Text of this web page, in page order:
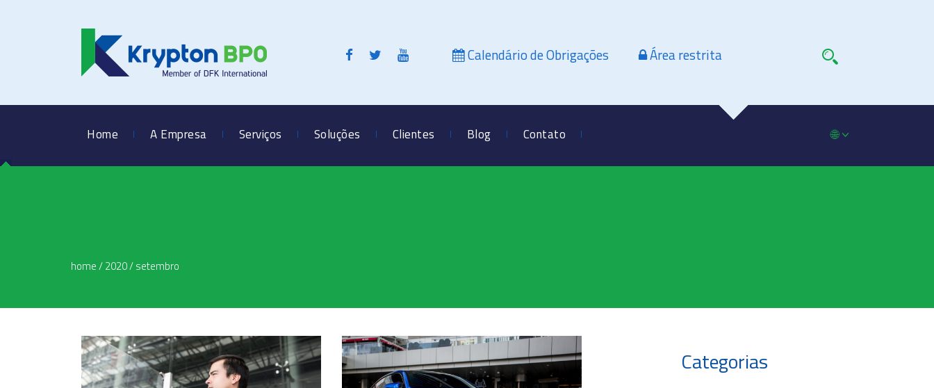
Calendário de Obrigações Área restrita
Home A Empresa Serviços Soluções Clientes Blog Contato 🌐
home/2020/setembro
Categorias